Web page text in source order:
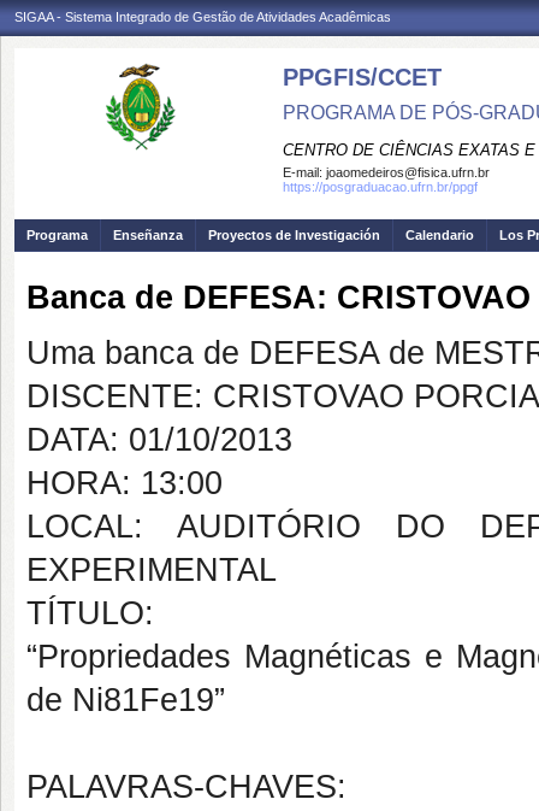
SIGAA - Sistema Integrado de Gestão de Atividades Acadêmicas
PPGFIS/CCET
PROGRAMA DE PÓS-
CENTRO DE CIÊNCIAS EXATAS
E-mail: joaomedeiros@fisica.ufrn.br
https://posgraduacao.ufrn.br/ppgf
Programa Enseñanza Proyectos de Investigación Calendario Los
Banca de DEFESA:
Uma banca de DEFESA de
DISCENTE: CRISTOVAO
DATA: 01/10/2013
HORA: 13:00
LOCAL: AUDITÓRIO DO
EXPERIMENTAL
TÍTULO:
“Propriedades Magnéticas e
de Ni81Fe19”
PALAVRAS-CHAVES: